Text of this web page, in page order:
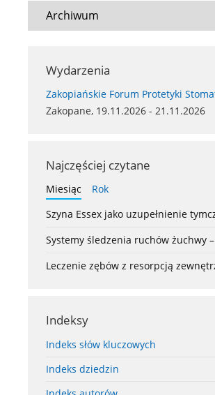
Archiwum
Wydarzenia
Zakopiańskie Forum Protetyki
Zakopane, 19.11.2026 - 21.11.2026
Najczęściej czytane
Miesiąc
Rok
Szyna Essex jako uzupełnienie
Systemy śledzenia ruchów żuchwy
Leczenie zębów z resorpcją
Indeksy
Indeks słów kluczowych
Indeks dziedzin